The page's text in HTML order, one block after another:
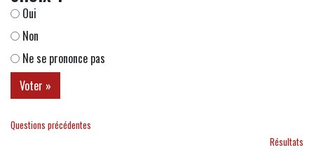
Oui
Non
Ne se prononce pas
Questions précédentes
Résultats